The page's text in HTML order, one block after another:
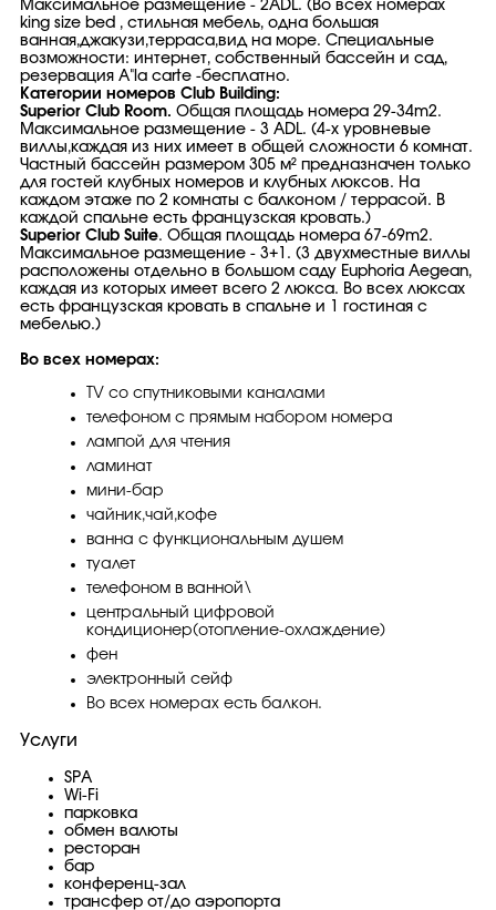
Максимальное размещение - 2ADL. (Во всех номерах
king size bed , стильная мебель, одна большая
ванная,джакузи,терраса,вид на море. Специальные
возможности: интернет, собственный бассейн и сад,
резервация A"la carte -бесплатно.
Категории номеров Club Building:
Superior Club Room. Общая площадь номера 29-34m2.
Максимальное размещение - 3 ADL. (4-х уровневые
виллы,каждая из них имеет в общей сложности 6 комнат.
Частный бассейн размером 305 м² предназначен только
для гостей клубных номеров и клубных люксов. На
каждом этаже по 2 комнаты с балконом / террасой. В
каждой спальне есть французская кровать.)
Superior Club Suite. Общая площадь номера 67-69m2.
Максимальное размещение - 3+1. (3 двухместные виллы
расположены отдельно в большом саду Euphoria Aegean,
каждая из которых имеет всего 2 люкса. Во всех люксах
есть французская кровать в спальне и 1 гостиная с
мебелью.)
Во всех номерах:
TV со спутниковыми каналами
телефоном с прямым набором номера
лампой для чтения
ламинат
мини-бар
чайник,чай,кофе
ванна с функциональным душем
туалет
телефоном в ванной\
центральный цифровой
кондиционер(отопление-охлаждение)
фен
электронный сейф
Во всех номерах есть балкон.
Услуги
SPA
Wi-Fi
парковка
обмен валюты
ресторан
бар
конференц-зал
трансфер от/до аэропорта